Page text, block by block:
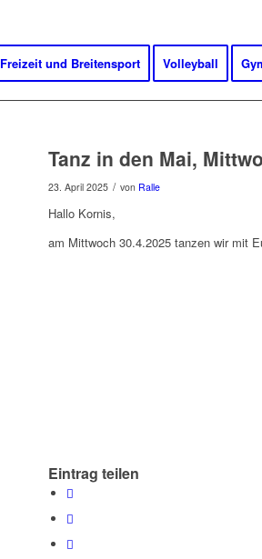
Freizeit und Breitensport Volleyball
Tanz in den Mai,
23. April 2025 / von Ralle
Hallo Kornis,
am Mittwoch 30.4.2025 tanzen wir mit
Eintrag teilen